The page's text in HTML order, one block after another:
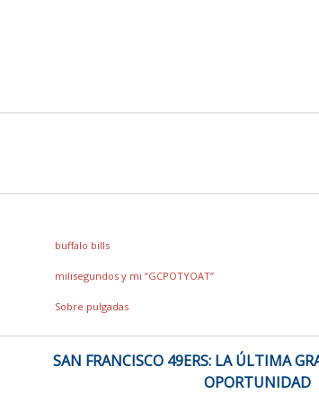
buffalo bills
milisegundos y mi “GCPOTYOAT”
Sobre pulgadas
SAN FRANCISCO 49ERS: LA ÚLTIMA
OPORTUNIDAD